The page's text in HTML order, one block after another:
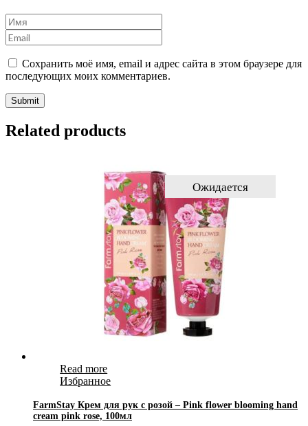
Сохранить моё имя, email и адрес сайта в этом браузере для
последующих моих комментариев.
Related products
Ожидается
Read more
Избранное
FarmStay Крем для рук с розой – Pink flower blooming hand
cream pink rose, 100мл